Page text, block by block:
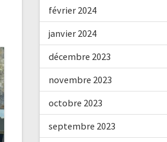
février 2024
janvier 2024
décembre 2023
novembre 2023
octobre 2023
septembre 2023